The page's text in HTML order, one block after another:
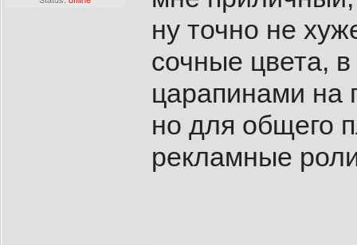
ну точно не
сочные цвета,
царапинами на
но для общего
рекламные